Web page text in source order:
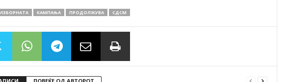
КАМПАЊА ПРОДОЛЖУВА СДСМ